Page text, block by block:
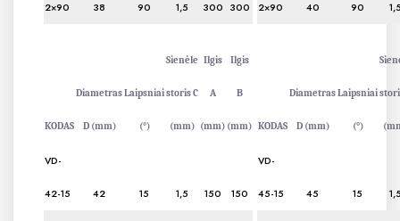
2×90 38 90 1,5 300 300 2×90 40 90
KODAS
Diametras
D (mm)
Laipsniai
(°)
Sienėle
storis C
(mm)
Ilgis
A
(mm)
Ilgis
B
(mm) KODAS
Diametras
D (mm)
Laipsniai
(°)
VD-
42-15 42 15 1,5 150 150
VD-
45-15 45 15